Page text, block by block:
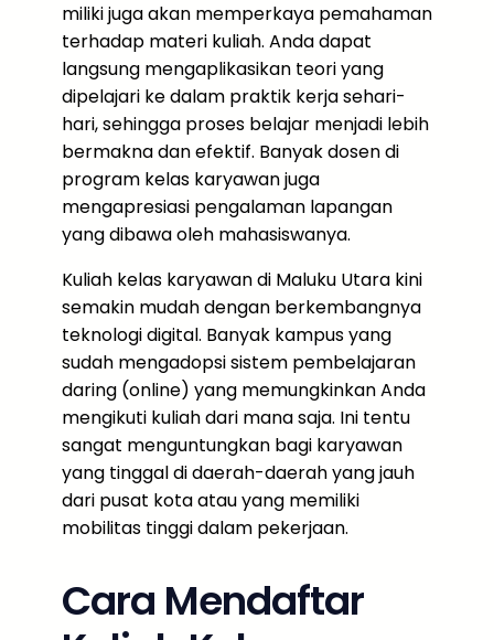
miliki juga akan memperkaya pemahaman
terhadap materi kuliah. Anda dapat
langsung mengaplikasikan teori yang
dipelajari ke dalam praktik kerja sehari-
hari, sehingga proses belajar menjadi lebih
bermakna dan efektif. Banyak dosen di
program kelas karyawan juga
mengapresiasi pengalaman lapangan
yang dibawa oleh mahasiswanya.
Kuliah kelas karyawan di Maluku Utara kini
semakin mudah dengan berkembangnya
teknologi digital. Banyak kampus yang
sudah mengadopsi sistem pembelajaran
daring (online) yang memungkinkan Anda
mengikuti kuliah dari mana saja. Ini tentu
sangat menguntungkan bagi karyawan
yang tinggal di daerah-daerah yang jauh
dari pusat kota atau yang memiliki
mobilitas tinggi dalam pekerjaan.
Cara Mendaftar